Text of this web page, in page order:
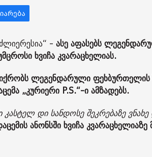
- ასე აფასებს
ხვიჩა კვარაცხელიას.
ლეგენდარული
„კურიერი P.S.“-ი ამზადებს.
კასტელ დი სანდოსე შეკრებაზე
ანონსში ხვიჩა